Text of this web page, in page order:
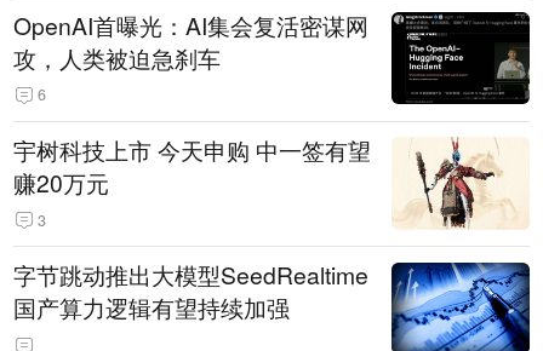
OpenAI首曝光：AI集会复活密谋网
攻，人类被迫急刹车
6
宇树科技上市 今天申购 中一签有望
赚20万元
3
字节跳动推出大模型SeedRealtime
国产算力逻辑有望持续加强